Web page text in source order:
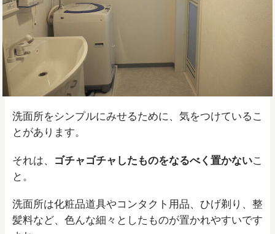
洗面所をシンプルにみせるために、気をつけているこ
とがあります。
それは、 ゴチャゴチャしたものをなるべく置かないこ
と。
洗面所は化粧品道具やコンタクト用品、ひげ剃り、整
髪料など、色んな細々としたものが置かれやすいです